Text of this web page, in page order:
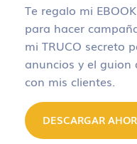
Te regalo mi
para hacer
mi TRUCO secreto
anuncios y el
con mis clientes.
DESCARGAR